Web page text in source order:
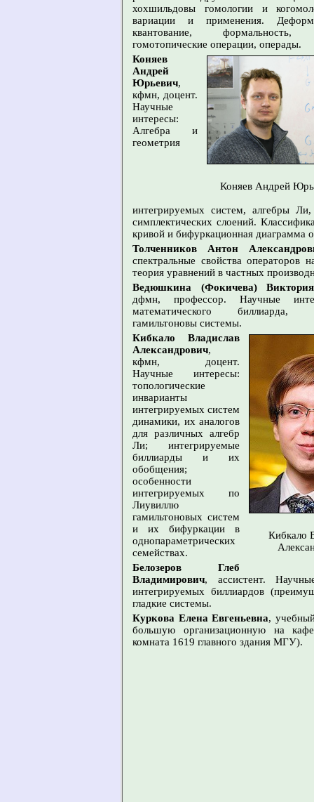
хохшильдовы гомологии и
вариации и применения.
квантование, формальность,
гомотопические операции, операды.
Коняев Андрей
Коняев
Андрей
Юрьевич,
кфмн, доцент.
Научные
интересы:
Алгебра и
геометрия
интегрируемых систем, алгебры
симплектических слоений.
кривой и бифуркационная диаграмма
Толченников Антон
спектральные свойства операторов
теория уравнений в частных
Ведюшкина (Фокичева)
дфмн, профессор. Научные
математического биллиарда,
гамильтоновы системы.
Кибкало
Кибкало Владислав
Александрович,
кфмн, доцент.
Научные интересы:
топологические
инварианты
интегрируемых систем
динамики, их аналогов
для различных алгебр
Ли; интегрируемые
биллиарды и их
обобщения;
особенности
интегрируемых по
Лиувиллю
гамильтоновых систем
и их бифуркации в
однопараметрических
семействах.
Белозеров Глеб
Владимирович, ассистент.
интегрируемых биллиардов
гладкие системы.
Куркова Елена Евгеньевна,
большую организационную на
комната 1619 главного здания МГУ).